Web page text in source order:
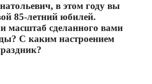
в этом году вы
85‑летний юбилей.
масштаб сделанного вами
С каким настроением